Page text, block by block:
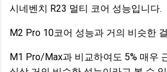
시네벤치 R23 멀티 코어 성능입니다.
M2 Pro 10코어 성능과 거의 비슷한
M1 Pro/Max과 비교하여도 5% 매우